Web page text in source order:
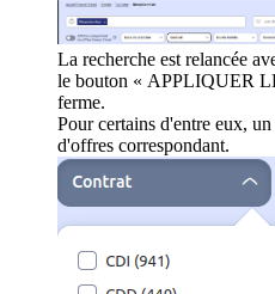
La recherche est relancée
le bouton « APPLIQUER
ferme.
Pour certains d'entre eux,
d'offres correspondant.